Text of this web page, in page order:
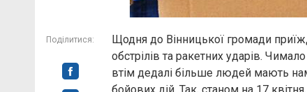
Поділитися:
Щодня до Вінницької громади
обстрілів та ракетних ударів.
втім дедалі більше людей мають